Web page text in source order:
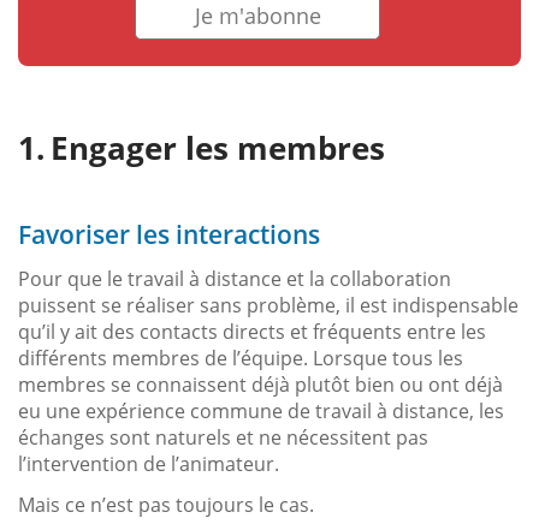
Je m'abonne
Engager les membres
Favoriser les interactions
Pour que le travail à distance et la collaboration
puissent se réaliser sans problème, il est indispensable
qu’il y ait des contacts directs et fréquents entre les
différents membres de l’équipe. Lorsque tous les
membres se connaissent déjà plutôt bien ou ont déjà
eu une expérience commune de travail à distance, les
échanges sont naturels et ne nécessitent pas
l’intervention de l’animateur.
Mais ce n’est pas toujours le cas.